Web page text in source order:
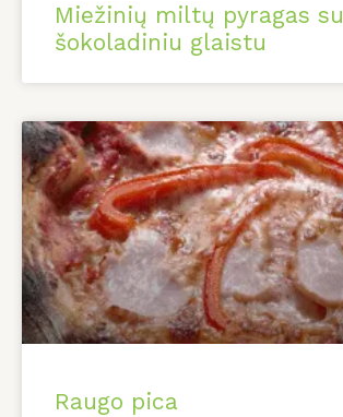
Miežinių miltų pyragas su
šokoladiniu glaistu
Raugo pica